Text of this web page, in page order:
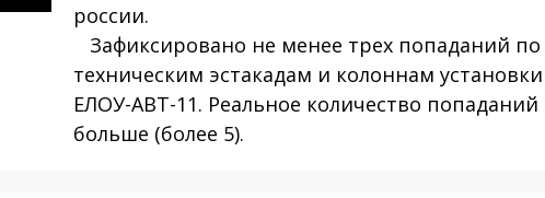
россии.
Зафиксировано не менее трех попаданий по
техническим эстакадам и колоннам установки
ЕЛОУ-АВТ-11. Реальное количество попаданий
больше (более 5).